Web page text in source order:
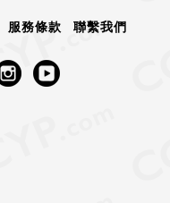
服務條款 聯繫我們